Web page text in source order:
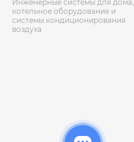
Инженерные системы для дома,
котельное оборудование и
системы кондиционирования
воздуха